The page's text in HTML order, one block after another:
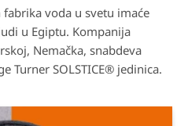
voda u svetu imaće
u Egiptu. Kompanija
Nemačka, snabdeva
Turner SOLSTICE® jedinica.